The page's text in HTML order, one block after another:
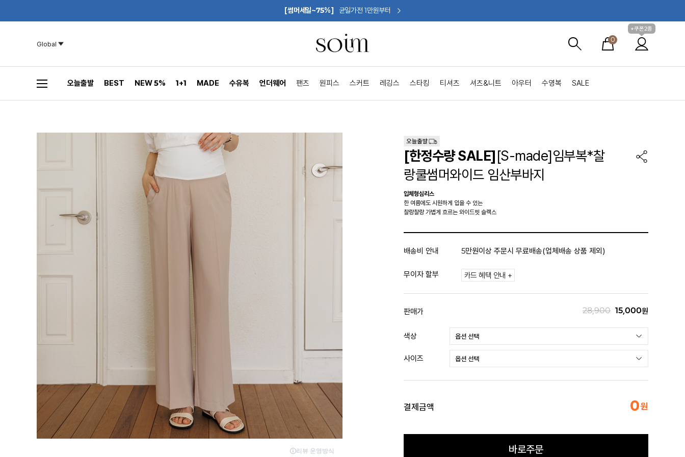
[썸머세일~75%] 균일가전 1만원부터
Global
0
+쿠폰2종
오늘출발 BEST NEW 5% 1+1 MADE 수유복 언더웨어 팬츠 원피스 스커트 레깅스 스타킹 티셔츠 셔츠&니트 아우터 수영복 SALE
[한정수량 SALE][S-made]임부복*찰
랑쿨썸머와이드 임산부바지
입체형심리스
한 여름에도 시원하게 입을 수 있는
찰랑찰랑 가볍게 흐르는 와이드핏 슬랙스
배송비 안내 5만원이상 주문시 무료배송(업체배송 상품 제외)
무이자 할부 카드 혜택 안내 +
판매가 28,900 15,000원
색상
사이즈
결제금액 0원
바로주문